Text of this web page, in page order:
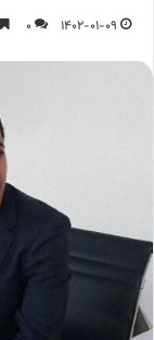
1402-01-09
0